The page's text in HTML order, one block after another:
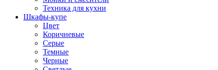
Техника для кухни
Шкафы-купе
Цвет
Коричневые
Серые
Темные
Черные